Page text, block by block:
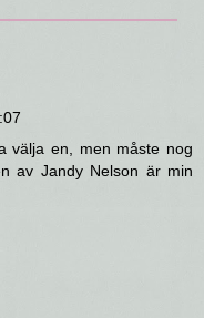
välja en, men måste nog
av Jandy Nelson är min